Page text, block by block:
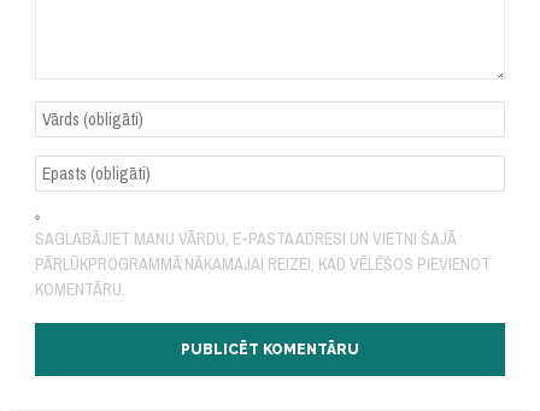
SAGLABĀJIET MANU VĀRDU, E-PASTA ADRESI UN VIETNI ŠAJĀ
PĀRLŪKPROGRAMMĀ NĀKAMAJAI REIZEI, KAD VĒLĒŠOS PIEVIENOT
KOMENTĀRU.